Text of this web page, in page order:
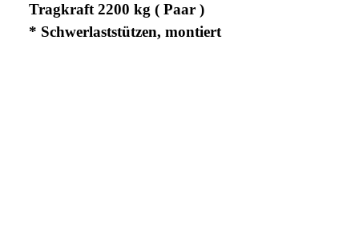
Tragkraft 2200 kg ( Paar )
* Schwerlaststützen, montiert